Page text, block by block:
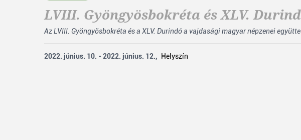
LVIII. Gyöngyösbokréta és XLV.
Az LVIII. Gyöngyösbokréta és a XLV. Durindó a vajdasági magyar népzenei
2022. június. 10. - 2022. június. 12., Helyszín